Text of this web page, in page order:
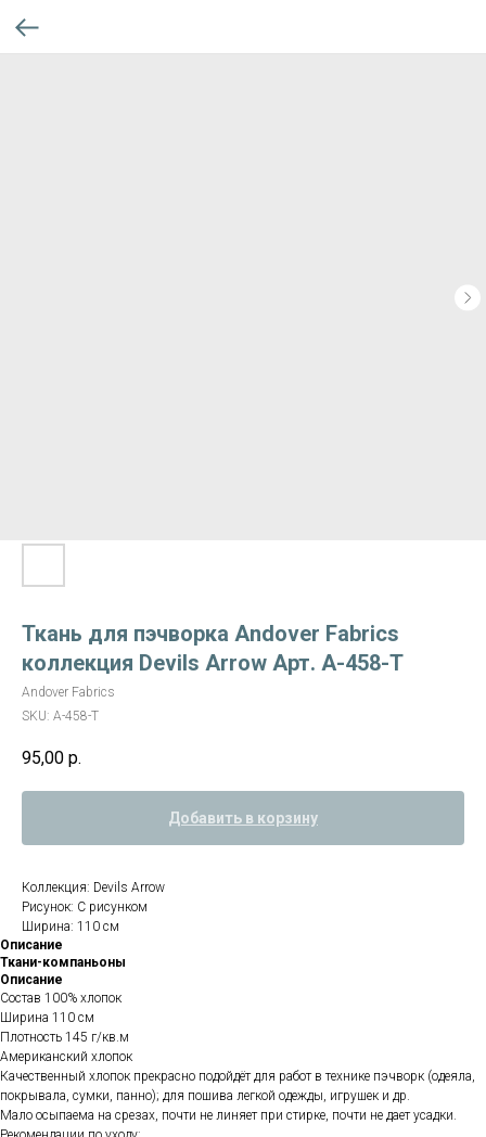
Ткань для пэчворка Andover Fabrics
коллекция Devils Arrow Арт. A-458-T
Andover Fabrics
SKU: A-458-T
95,00 р.
Добавить в корзину
Коллекция: Devils Arrow
Рисунок: С рисунком
Ширина: 110 см
Описание
Ткани-компаньоны
Описание
Состав 100% хлопок
Ширина 110 см
Плотность 145 г/кв.м
Американский хлопок
Качественный хлопок прекрасно подойдёт для работ в технике пэчворк (одеяла,
покрывала, сумки, панно); для пошива легкой одежды, игрушек и др.
Мало осыпаема на срезах, почти не линяет при стирке, почти не дает усадки.